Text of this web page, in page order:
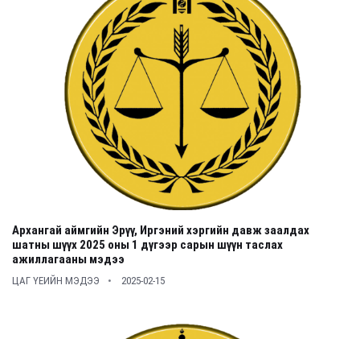
Архангай аймгийн Эрүү, Иргэний хэргийн давж заалдах
шатны шүүх 2025 оны 1 дүгээр сарын шүүн таслах
ажиллагааны мэдээ
ЦАГ ҮЕИЙН МЭДЭЭ 2025-02-15